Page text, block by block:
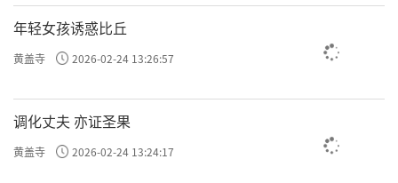
年轻女孩诱惑比丘
黄盖寺 2026-02-24 13:26:57
调化丈夫 亦证圣果
黄盖寺 2026-02-24 13:24:17